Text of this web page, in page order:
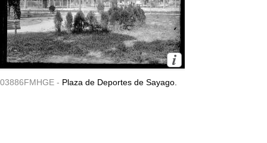
03886FMHGE - Plaza de Deportes de Sayago.